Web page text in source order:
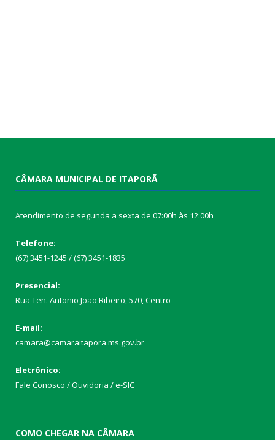
CÂMARA MUNICIPAL DE ITAPORÃ
Atendimento de segunda a sexta de 07:00h às 12:00h
Telefone:
(67) 3451-1245 / (67) 3451-1835
Presencial:
Rua Ten. Antonio João Ribeiro, 570, Centro
E-mail:
camara@camaraitapora.ms.gov.br
Eletrônico:
Fale Conosco / Ouvidoria / e-SIC
COMO CHEGAR NA CÂMARA